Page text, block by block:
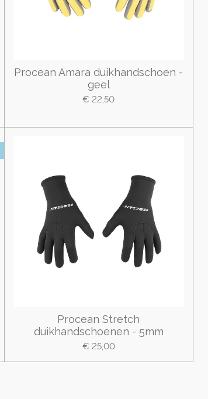
Procean Amara duikhandschoen -
geel
€ 22,50
Procean Stretch
duikhandschoenen - 5mm
€ 25,00